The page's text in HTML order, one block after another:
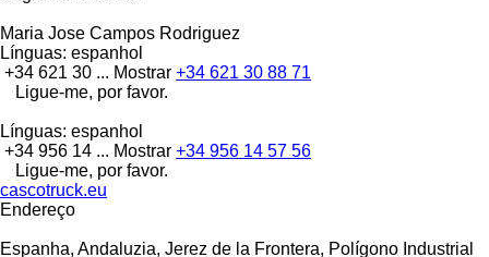
Maria Jose Campos Rodriguez
Línguas: espanhol
+34 621 30 ... Mostrar +34 621 30 88 71
Ligue-me, por favor.
Línguas: espanhol
+34 956 14 ... Mostrar +34 956 14 57 56
Ligue-me, por favor.
cascotruck.eu
Endereço
Espanha, Andaluzia, Jerez de la Frontera, Polígono Industrial